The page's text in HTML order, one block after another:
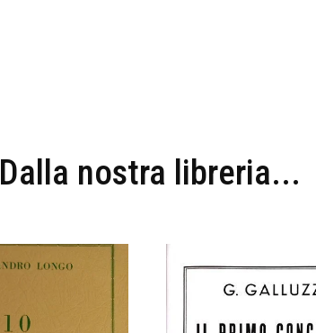
Dalla nostra libreria...